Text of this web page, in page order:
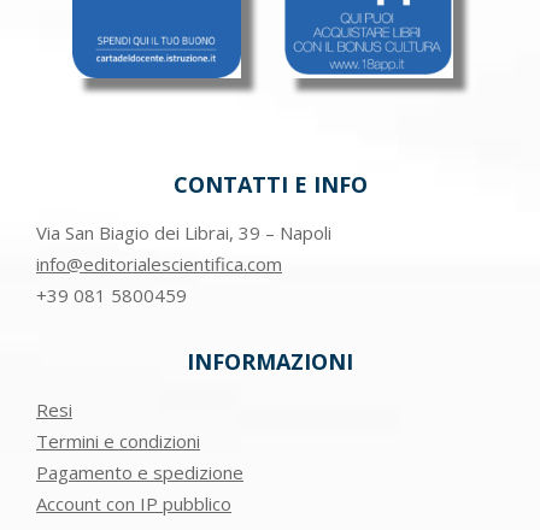
CONTATTI E INFO
Via San Biagio dei Librai, 39 – Napoli
info@editorialescientifica.com
+39 081 5800459
INFORMAZIONI
Resi
Termini e condizioni
Pagamento e spedizione
Account con IP pubblico